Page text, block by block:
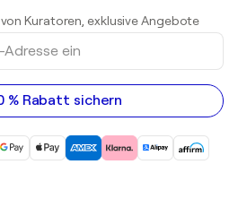
Kuratoren, exklusive Angebote
% Rabatt sichern